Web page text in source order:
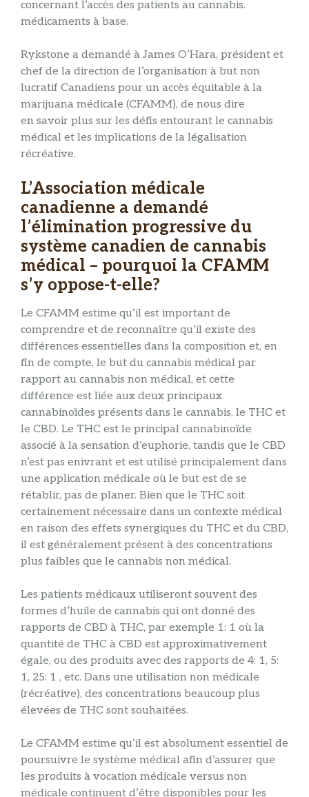
concernant l’accès des patients au cannabis.
médicaments à base.
Rykstone a demandé à James O’Hara, président et
chef de la direction de l’organisation à but non
lucratif Canadiens pour un accès équitable à la
marijuana médicale (CFAMM), de nous dire
en savoir plus sur les défis entourant le cannabis
médical et les implications de la légalisation
récréative.
L’Association médicale
canadienne a demandé
l’élimination progressive du
système canadien de cannabis
médical – pourquoi la CFAMM
s’y oppose-t-elle?
Le CFAMM estime qu’il est important de
comprendre et de reconnaître qu’il existe des
différences essentielles dans la composition et, en
fin de compte, le but du cannabis médical par
rapport au cannabis non médical, et cette
différence est liée aux deux principaux
cannabinoïdes présents dans le cannabis, le THC et
le CBD. Le THC est le principal cannabinoïde
associé à la sensation d’euphorie, tandis que le CBD
n’est pas enivrant et est utilisé principalement dans
une application médicale où le but est de se
rétablir, pas de planer. Bien que le THC soit
certainement nécessaire dans un contexte médical
en raison des effets synergiques du THC et du CBD,
il est généralement présent à des concentrations
plus faibles que le cannabis non médical.
Les patients médicaux utiliseront souvent des
formes d’huile de cannabis qui ont donné des
rapports de CBD à THC, par exemple 1: 1 où la
quantité de THC à CBD est approximativement
égale, ou des produits avec des rapports de 4: 1, 5:
1, 25: 1 , etc. Dans une utilisation non médicale
(récréative), des concentrations beaucoup plus
élevées de THC sont souhaitées.
Le CFAMM estime qu’il est absolument essentiel de
poursuivre le système médical afin d’assurer que
les produits à vocation médicale versus non
médicale continuent d’être disponibles pour les